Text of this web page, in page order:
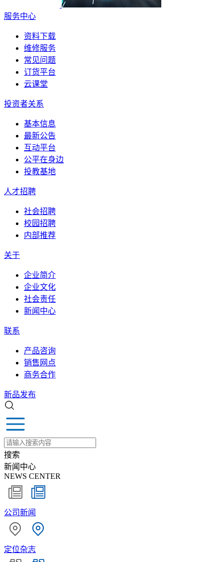
服务中心
资料下载
维修服务
常见问题
订货平台
云课堂
投资者关系
基本信息
最新公告
互动平台
公平在身边
投教基地
人才招聘
社会招聘
校园招聘
内部推荐
关于
企业简介
企业文化
社会责任
新闻中心
联系
产品咨询
销售网点
商务合作
新品发布
搜索
新闻中心
NEWS CENTER
公司新闻
定位杂志